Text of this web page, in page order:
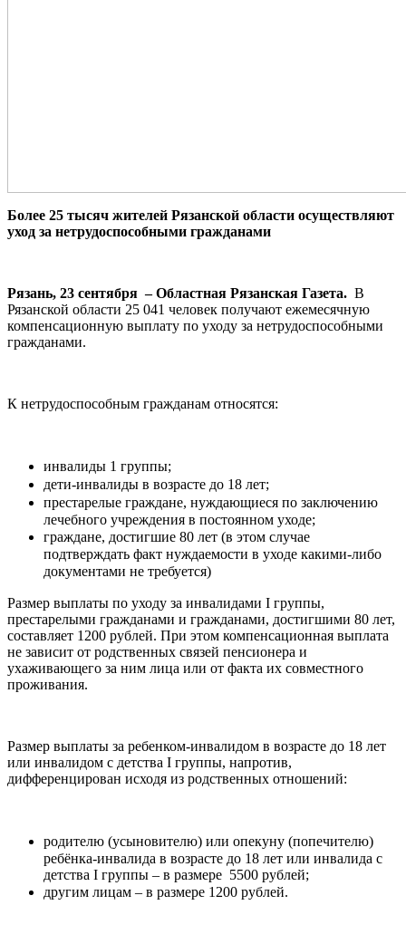
Более 25 тысяч жителей Рязанской области осуществляют
уход за нетрудоспособными гражданами
Рязань, 23 сентября – Областная Рязанская Газета. В
Рязанской области 25 041 человек получают ежемесячную
компенсационную выплату по уходу за нетрудоспособными
гражданами.
К нетрудоспособным гражданам относятся:
инвалиды 1 группы;
дети-инвалиды в возрасте до 18 лет;
престарелые граждане, нуждающиеся по заключению
лечебного учреждения в постоянном уходе;
граждане, достигшие 80 лет (в этом случае
подтверждать факт нуждаемости в уходе какими-либо
документами не требуется)
Размер выплаты по уходу за инвалидами I группы,
престарелыми гражданами и гражданами, достигшими 80 лет,
составляет 1200 рублей. При этом компенсационная выплата
не зависит от родственных связей пенсионера и
ухаживающего за ним лица или от факта их совместного
проживания.
Размер выплаты за ребенком-инвалидом в возрасте до 18 лет
или инвалидом с детства I группы, напротив,
дифференцирован исходя из родственных отношений:
родителю (усыновителю) или опекуну (попечителю)
ребёнка-инвалида в возрасте до 18 лет или инвалида с
детства I группы – в размере 5500 рублей;
другим лицам – в размере 1200 рублей.